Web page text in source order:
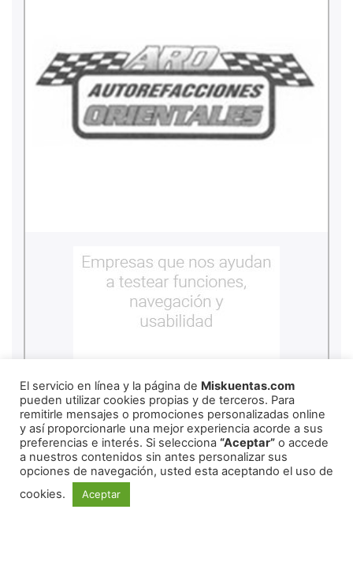
copyrightmiskuentas2026
El servicio en línea y la página de Miskuentas.com
pueden utilizar cookies propias y de terceros. Para
remitirle mensajes o promociones personalizadas online
y así proporcionarle una mejor experiencia acorde a sus
preferencias e interés. Si selecciona “Aceptar” o accede
a nuestros contenidos sin antes personalizar sus
opciones de navegación, usted esta aceptando el uso de
cookies.
Aceptar